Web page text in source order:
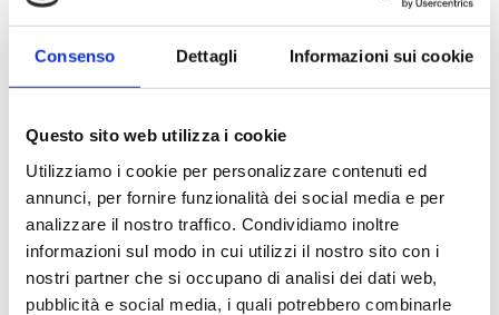
Consenso Dettagli Informazioni sui cookie
Questo sito web utilizza i cookie
Utilizziamo i cookie per personalizzare contenuti ed
annunci, per fornire funzionalità dei social media e per
analizzare il nostro traffico. Condividiamo inoltre
informazioni sul modo in cui utilizzi il nostro sito con i
nostri partner che si occupano di analisi dei dati web,
pubblicità e social media, i quali potrebbero combinarle